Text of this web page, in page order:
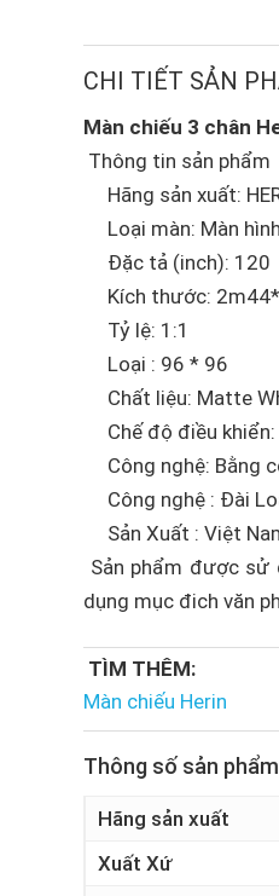
CHI TIẾT SẢN
Màn chiếu 3 chân
Thông tin sản phẩm
Hãng sản xuất:
Loại màn: Màn
Đặc tả (inch): 120
Kích thước:
Tỷ lệ: 1:1
Loại : 96 * 96
Chất liệu: Matte
Chế độ điều
Công nghệ: Bằng
Công nghệ : Đài
Sản Xuất : Việt
Sản phẩm được sử
dụng mục đich văn
TÌM THÊM:
Màn chiếu Herin
Thông số sản
Hãng sản xuất
Xuất Xứ